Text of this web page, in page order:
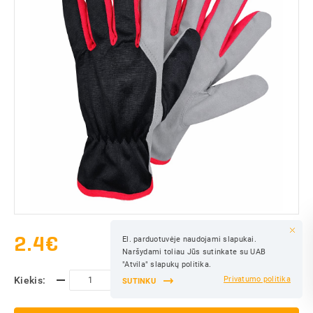
2.4€
Kiekis:
El. parduotuvėje naudojami slapukai.
Naršydami toliau Jūs sutinkate su UAB
"Atvila" slapukų politika.
SUTINKU
Privatumo politika
IŠSAUGOTI
IŠSAUGOTI